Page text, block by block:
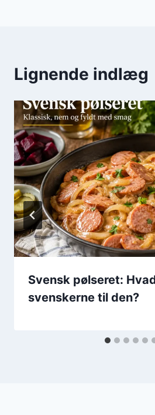
Lignende indlæg
Svensk pølseret:
svenskerne til den?